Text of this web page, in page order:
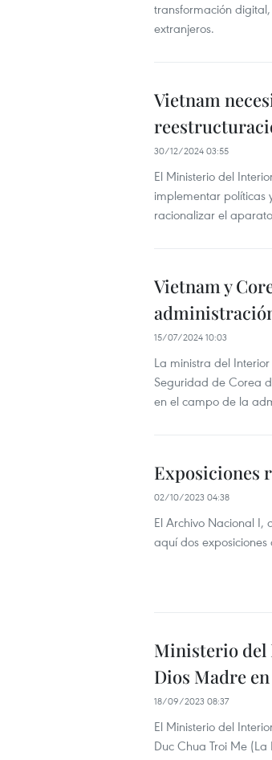
transformación
extranjeros.
Vietnam
30/12/2024 03:55
El Ministerio del
implementar políticas
racionalizar el
Vietnam y
15/07/2024 10:03
La ministra del
Seguridad de Corea
en el campo de la
Exposiciones
02/10/2023 04:38
El Archivo Nacional I,
aquí dos
Ministerio del
Dios Madre
18/09/2023 08:37
El Ministerio del
Duc Chua Troi Me